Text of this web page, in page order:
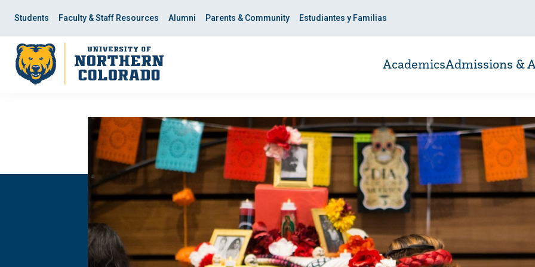
site
navigation
content
Students Faculty & Staff Resources Alumni Parents & Community Estudiantes y Familias
AcademicsAdmissions &